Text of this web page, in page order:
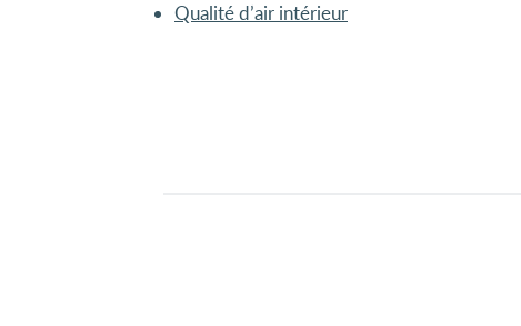
Qualité d’air intérieur